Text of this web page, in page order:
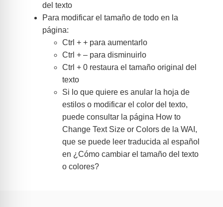
del texto
Para modificar el tamaño de todo en la
página:
Ctrl + + para aumentarlo
Ctrl + – para disminuirlo
Ctrl + 0 restaura el tamaño original del
texto
Si lo que quiere es anular la hoja de
estilos o modificar el color del texto,
puede consultar la página How to
Change Text Size or Colors de la WAI,
que se puede leer traducida al español
en ¿Cómo cambiar el tamaño del texto
o colores?